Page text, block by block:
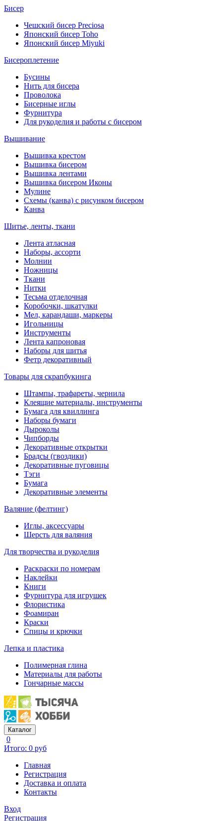
Бисер
Чешский бисер Preciosa
Японский бисер Toho
Японский бисер Miyuki
Бисероплетение
Бусины
Нить для бисера
Проволока
Бисерные иглы
Фурнитура
Для рукоделия и работы с бисером
Вышивание
Вышивка крестом
Вышивка бисером
Вышивка лентами
Вышивка бисером Иконы
Мулине
Схемы (канва) с рисунком бисером
Канва
Шитье, ленты, ткани
Лента атласная
Наборы, ассорти
Молнии
Ножницы
Ткани
Нитки
Тесьма отделочная
Коробочки, шкатулки
Мел, карандаши, маркеры
Игольницы
Инструменты
Лента капроновая
Наборы для шитья
Фетр декоративный
Товары для скрапбукинга
Штампы, трафареты, чернила
Клеящие материалы, инструменты
Бумага для квиллинга
Наборы бумаги
Дыроколы
Чипборды
Декоративные открытки
Брадсы (гвоздики)
Декоративные пуговицы
Тэги
Бумага
Декоративные элементы
Валяние (фелтинг)
Иглы, аксессуары
Шерсть для валяния
Для творчества и рукоделия
Раскраски по номерам
Наклейки
Книги
Фурнитура для игрушек
Флористика
Фоамиран
Краски
Спицы и крючки
Лепка и пластика
Полимерная глина
Материалы для работы
Гончарные массы
Каталог
0
Итого: 0 руб
Главная
Регистрация
Доставка и оплата
Контакты
Вход
Регистрация